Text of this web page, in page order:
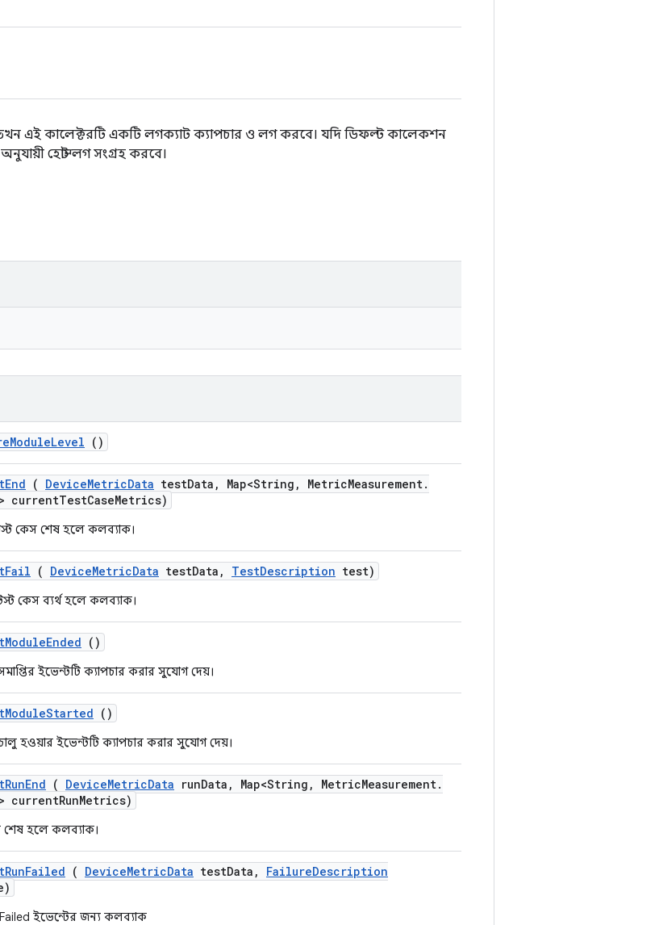
তখন এই কালেক্টরটি একটি লগক্যাট ক্যাপচার ও লগ করবে। যদি ডিফল্ট কালেকশন
হোস্ট লগ সংগ্রহ করবে।
ModuleLevel ()
End ( DeviceMetricData testData , Map<String , MetricMeasurement.
currentTestCaseMetrics)
কেস শেষ হলে কলব্যাক।
Fail ( DeviceMetricData testData , TestDescription test)
কেস ব্যর্থ হলে কলব্যাক।
ModuleEnded ()
ইভেন্টটি ক্যাপচার করার সুযোগ দেয়।
ModuleStarted ()
হওয়ার ইভেন্টটি ক্যাপচার করার সুযোগ দেয়।
RunEnd ( DeviceMetricData runData , Map<String , MetricMeasurement.
currentRunMetrics)
শেষ হলে কলব্যাক।
RunFailed ( DeviceMetricData testData , FailureDescription
ইভেন্টের জন্য কলব্যাক